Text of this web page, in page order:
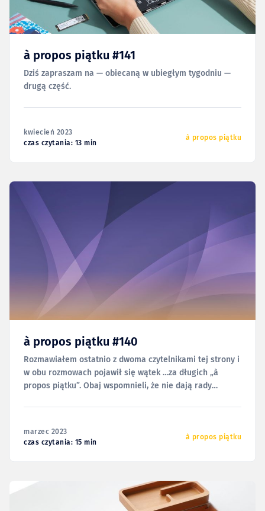
à propos piątku #141
Dziś zapraszam na — obiecaną w ubiegłym tygodniu —
drugą część.
kwiecień 2023
czas czytania: 13 min
à propos piątku
à propos piątku #140
Rozmawiałem ostatnio z dwoma czytelnikami tej strony i
w obu rozmowach pojawił się wątek …za długich „à
propos piątku”. Obaj wspomnieli, że nie dają rady
przygotowaną całkiem
marzec 2023
czas czytania: 15 min
à propos piątku